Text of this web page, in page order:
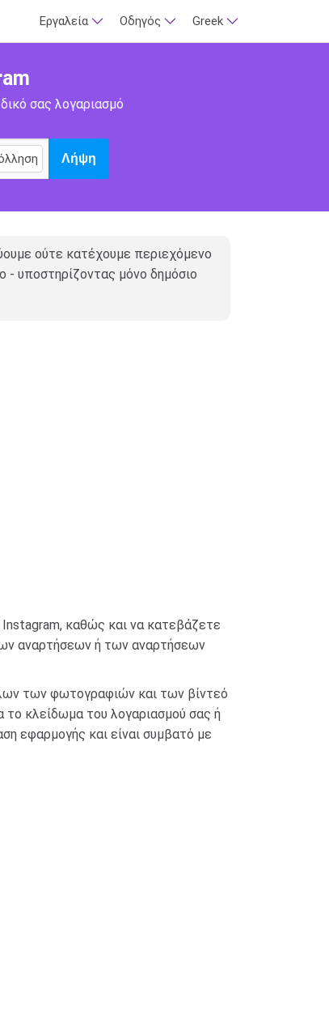
Εργαλεία Οδηγός Greek
σας λογαριασμό
Λήψη
ούτε κατέχουμε περιεχόμενο
- υποστηρίζοντας μόνο δημόσιο
καθώς και να κατεβάζετε
αναρτήσεων ή των αναρτήσεων
των φωτογραφιών και των βίντεό
το κλείδωμα του λογαριασμού σας ή
εφαρμογής και είναι συμβατό με